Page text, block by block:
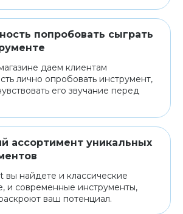
попробовать сыграть
даем клиентам
лично опробовать инструмент,
его звучание перед
ассортимент уникальных
вы найдете и классические
и современные инструменты,
ваш потенциал.